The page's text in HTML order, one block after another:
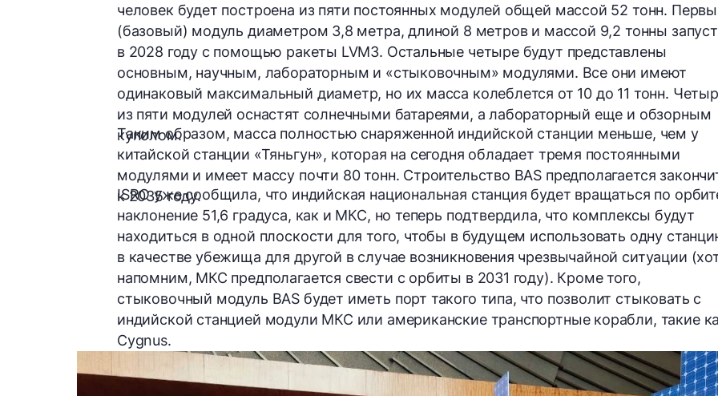
человек будет построена из пяти постоянных модулей общей массой 52 тонн.
(базовый) модуль диаметром 3,8 метра, длиной 8 метров и массой 9,2 тонны
в 2028 году с помощью ракеты LVM3. Остальные четыре будут представлены
основным, научным, лабораторным и «стыковочным» модулями. Все они имеют
одинаковый максимальный диаметр, но их масса колеблется от 10 до 11 тонн.
из пяти модулей оснастят солнечными батареями, а лабораторный еще и обзорным
куполом.
Таким образом, масса полностью снаряженной индийской станции меньше, чем у
китайской станции «Тяньгун», которая на сегодня обладает тремя постоянными
модулями и имеет массу почти 80 тонн. Строительство BAS предполагается
к 2035 году.
ISRO уже сообщила, что индийская национальная станция будет вращаться по
наклонение 51,6 градуса, как и МКС, но теперь подтвердила, что комплексы будут
находиться в одной плоскости для того, чтобы в будущем использовать одну
в качестве убежища для другой в случае возникновения чрезвычайной ситуации
напомним, МКС предполагается свести с орбиты в 2031 году). Кроме того,
стыковочный модуль BAS будет иметь порт такого типа, что позволит стыковать с
индийской станцией модули МКС или американские транспортные корабли, такие
Cygnus.